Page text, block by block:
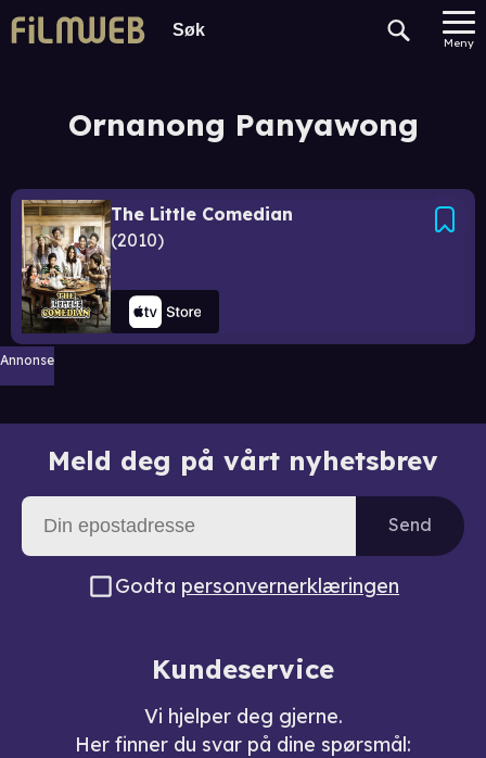
Meny
Ornanong Panyawong
The Little Comedian
2010
Annonse
Meld deg på vårt nyhetsbrev
Send
Godta personvernerklæringen
Kundeservice
Vi hjelper deg gjerne.
Her finner du svar på dine spørsmål: